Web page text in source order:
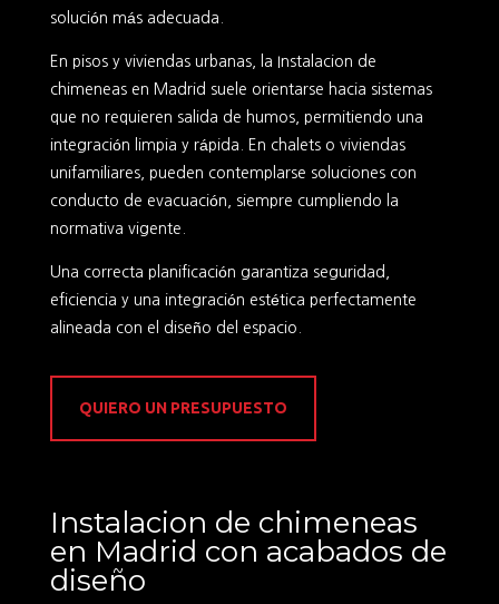
solución más adecuada.
En pisos y viviendas urbanas, la Instalacion de
chimeneas en Madrid suele orientarse hacia sistemas
que no requieren salida de humos, permitiendo una
integración limpia y rápida. En chalets o viviendas
unifamiliares, pueden contemplarse soluciones con
conducto de evacuación, siempre cumpliendo la
normativa vigente.
Una correcta planificación garantiza seguridad,
eficiencia y una integración estética perfectamente
alineada con el diseño del espacio.
QUIERO UN PRESUPUESTO
Instalacion de chimeneas
en Madrid con acabados de
diseño